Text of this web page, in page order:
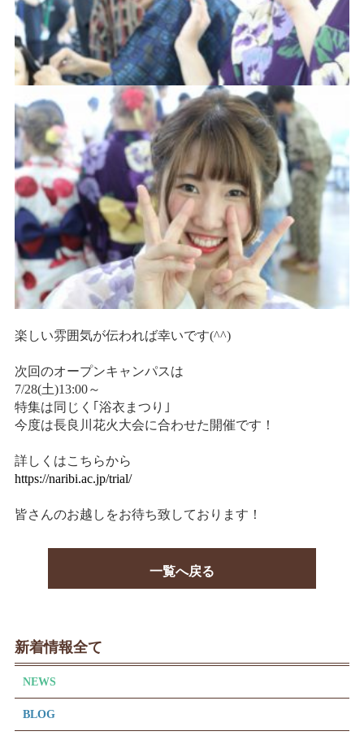
楽しい雰囲気が伝われば幸いです(^^)
次回のオープンキャンパスは
7/28(土)13:00～
特集は同じく｢浴衣まつり｣
今度は長良川花火大会に合わせた開催です！
詳しくはこちらから
https://naribi.ac.jp/trial/
皆さんのお越しをお待ち致しております！
一覧へ戻る
新着情報全て
NEWS
BLOG